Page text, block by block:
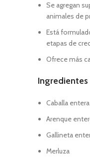
Se agregan
animales de
Está
etapas de
Ofrece más
Ingredientes
Caballa entera
Arenque
Gallineta
Merluza